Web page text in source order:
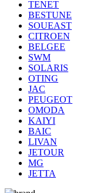
TENET
BESTUNE
SOUEAST
CITROEN
BELGEE
SWM
SOLARIS
OTING
JAC
PEUGEOT
OMODA
KAIYI
BAIC
LIVAN
JETOUR
MG
JETTA